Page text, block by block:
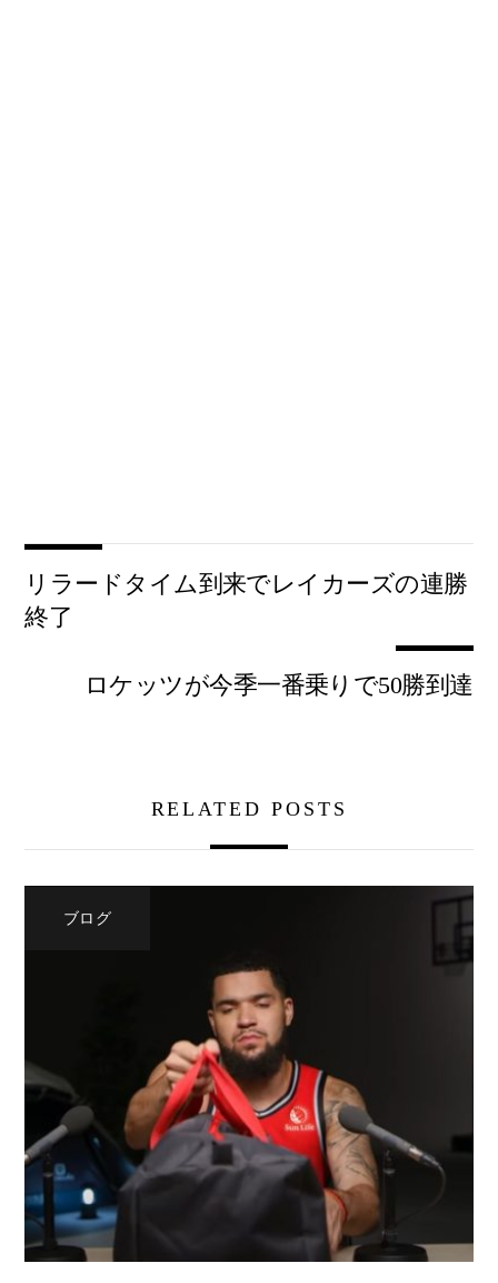
リラードタイム到来でレイカーズの連勝
終了
ロケッツが今季一番乗りで50勝到達
RELATED POSTS
ブログ